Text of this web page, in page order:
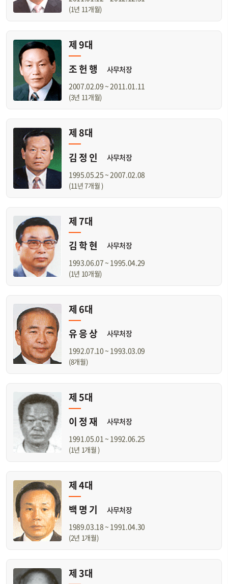
(1년 11개월)
제 9대
조 헌 행
사무처장
2007.02.09 ~ 2011.01.11
(3년 11개월)
제 8대
김 정 인
사무처장
1995.05.25 ~ 2007.02.08
(11년 7개월 )
제 7대
김 학 현
사무처장
1993.06.07 ~ 1995.04.29
(1년 10개월)
제 6대
유 응 상
사무처장
1992.07.10 ~ 1993.03.09
(8개월)
제 5대
이 정 재
사무처장
1991.05.01 ~ 1992.06.25
(1년 1개월 )
제 4대
백 명 기
사무처장
1989.03.18 ~ 1991.04.30
(2년 1개월)
제 3대